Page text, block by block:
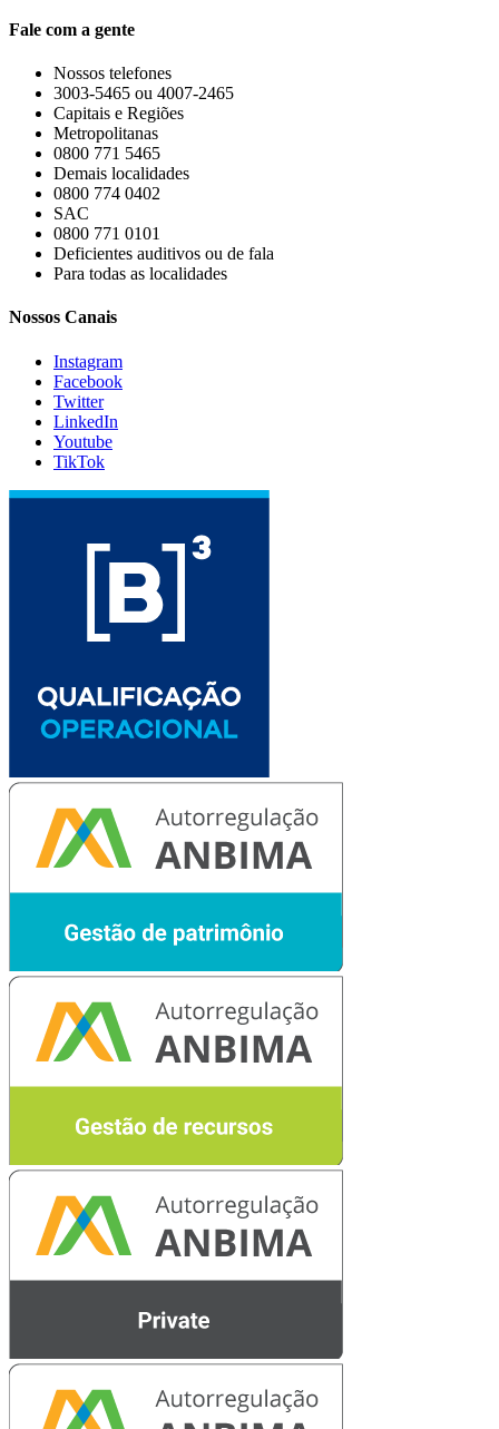
Fale com a gente
Nossos telefones
3003-5465 ou 4007-2465
Capitais e Regiões
Metropolitanas
0800 771 5465
Demais localidades
0800 774 0402
SAC
0800 771 0101
Deficientes auditivos ou de fala
Para todas as localidades
Nossos Canais
Instagram
Facebook
Twitter
LinkedIn
Youtube
TikTok